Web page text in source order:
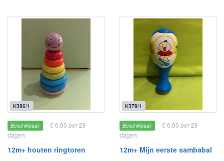
K386/1
Beschikbaar
€ 0.00 per 28
dagen
12m+ houten ringtoren
K379/1
Beschikbaar
€ 0.00 per 28
dagen
12m+ Mijn eerste sambabal